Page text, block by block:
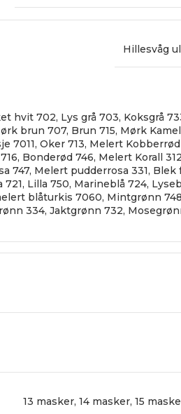
Hillesvåg
hvit 702, Lys grå 703, Koksgrå
brun 707, Brun 715, Mørk
7011, Oker 713, Melert
, Bonderød 746, Melert Korall 312
747, Melert pudderrosa 331, Blek
721, Lilla 750, Marineblå 724,
blåturkis 7060, Mintgrønn 748
334, Jaktgrønn 732,
13 masker, 14 masker, 15